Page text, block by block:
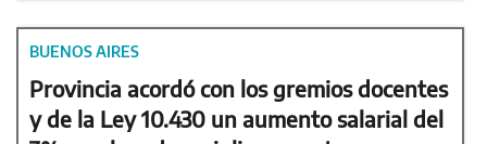
BUENOS AIRES
Provincia acordó con los gremios docentes
y de la Ley 10.430 un aumento salarial del